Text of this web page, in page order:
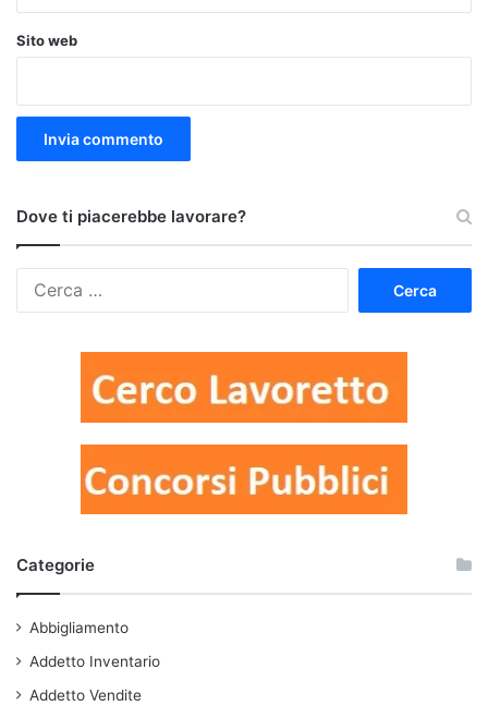
Sito web
Dove ti piacerebbe lavorare?
Categorie
Abbigliamento
Addetto Inventario
Addetto Vendite